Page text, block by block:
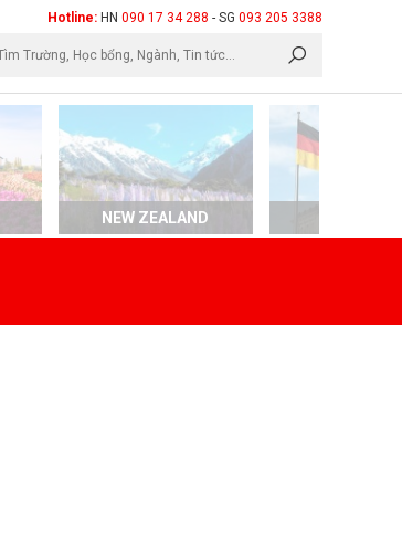
Hotline: HN 090 17 34 288 - SG 093 205 3388
NEW ZEALAND